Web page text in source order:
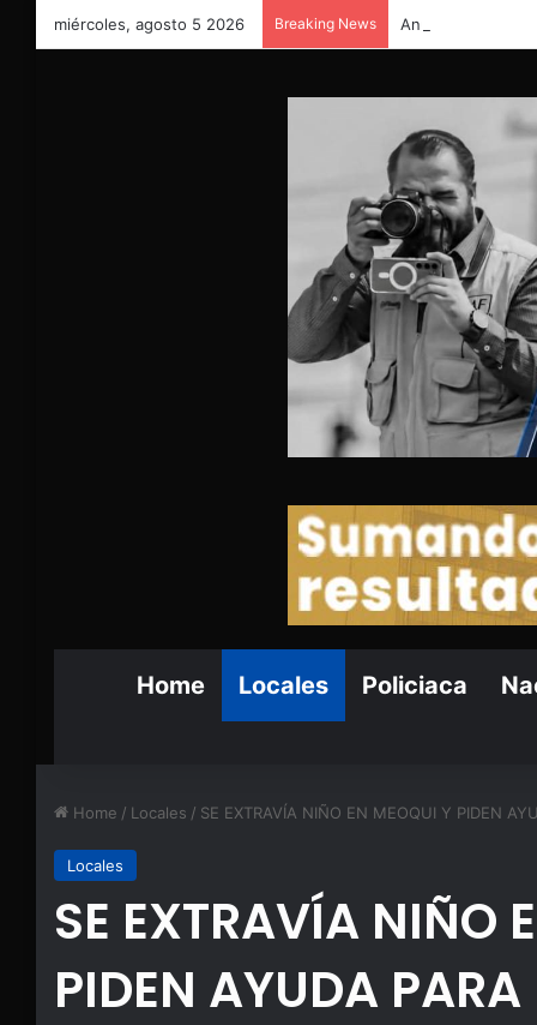
miércoles, agosto 5 2026 Breaking News Anuncian Miriam
Home Locales Policiaca
Home / Locales / SE EXTRAVÍA NIÑO EN MEOQUI Y PIDEN
Locales
SE EXTRAVÍA NIÑO
PIDEN AYUDA